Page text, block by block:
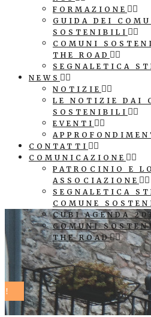
FORMAZIONE
GUIDA DEI
SOSTENIBILI
COMUNI
THE ROAD
SEGNALETICA
NEWS
NOTIZIE
LE NOTIZIE DAI
SOSTENIBILI
EVENTI
CONTATTI
COMUNICAZIONE
PATROCINIO E
ASSOCIAZIONE
SEGNALETICA
COMUNE
CUBI AGENDA
COMUNI
THE ROAD